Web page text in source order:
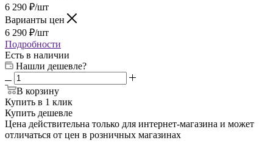
6 290 ₽/шт
Варианты цен
6 290 ₽/шт
Подробности
Есть в наличии
Нашли дешевле?
В корзину
Купить в 1 клик
Купить дешевле
Цена действительна только для интернет-магазина и может
отличаться от цен в розничных магазинах